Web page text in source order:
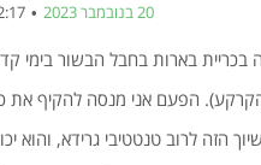
20 בנובמבר 2023
בכריית בארות בחבל הבשור בימי
הפעם אני מנסה להקיף את
הזה לרוב טנטטיבי גרידא,